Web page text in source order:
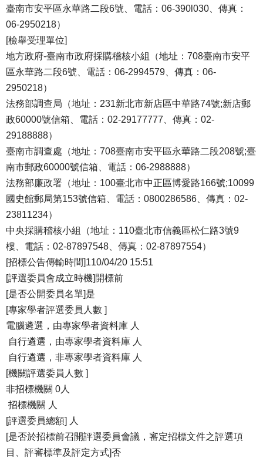
臺南市安平區永華路二段6號、電話：06-390l030、傳真：
06-2950218）
[檢舉受理單位]
地方政府-臺南市政府採購稽核小組（地址：708臺南市安平
區永華路二段6號、電話：06-2994579、傳真：06-
2950218）
法務部調查局（地址：231新北市新店區中華路74號;新店郵
政60000號信箱、電話：02-29177777、傳真：02-
29188888）
臺南市調查處（地址：708臺南市安平區永華路二段208號;臺
南市郵政60000號信箱、電話：06-2988888）
法務部廉政署（地址：100臺北市中正區博愛路166號;10099
國史館郵局第153號信箱、電話：0800286586、傳真：02-
23811234）
中央採購稽核小組（地址：110臺北市信義區松仁路3號9
樓、電話：02-87897548、傳真：02-87897554）
[招標公告傳輸時間]110/04/20 15:51
[評選委員會成立時機]開標前
[是否公開委員名單]是
[專家學者評選委員人數 ]
電腦遴選，由專家學者資料庫 人
自行遴選，由專家學者資料庫 人
自行遴選，非專家學者資料庫 人
[機關評選委員人數 ]
非招標機關 0人
招標機關 人
[評選委員總額] 人
[是否於招標前召開評選委員會議，審定招標文件之評選項
目、評審標準及評定方式]否